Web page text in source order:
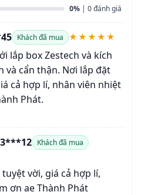
0% | 0 đánh giá
Khách đã mua ★★★★★
lắp box Zestech và kích
và cẩn thận. Nơi lắp đặt
cả hợp lí, nhân viên nhiệt
Phát.
Khách đã mua
vời, giá cả hợp lí,
ơn ae Thành Phát